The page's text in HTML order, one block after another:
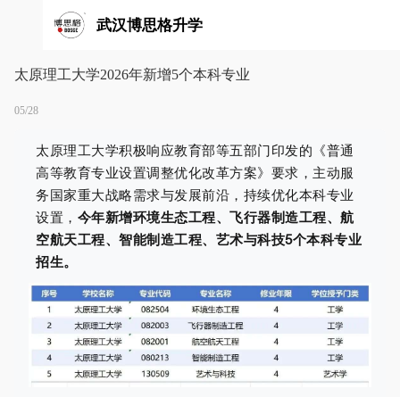
武汉博思格升学
太原理工大学2026年新增5个本科专业
05/28
太原理工大学积极响应教育部等五部门印发的《普通
高等教育专业设置调整优化改革方案》要求，主动服
务国家重大战略需求与发展前沿，持续优化本科专业
设置， 今年新增环境生态工程、飞行器制造工程、航
空航天工程、智能制造工程、艺术与科技5个本科专业
招生。